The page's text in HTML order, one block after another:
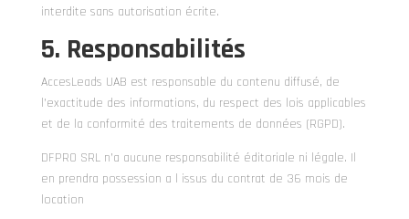
interdite sans autorisation écrite.
5. Responsabilités
AccesLeads UAB est responsable du contenu diffusé, de
l’exactitude des informations, du respect des lois applicables
et de la conformité des traitements de données (RGPD).
DFPRO SRL n’a aucune responsabilité éditoriale ni légale. Il
en prendra possession a l issus du contrat de 36 mois de
location